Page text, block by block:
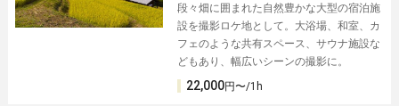
段々畑に囲まれた自然豊かな大型の宿泊施
設を撮影ロケ地として。大浴場、和室、カ
フェのような共有スペース、サウナ施設な
どもあり、幅広いシーンの撮影に。
22,000円〜/1h